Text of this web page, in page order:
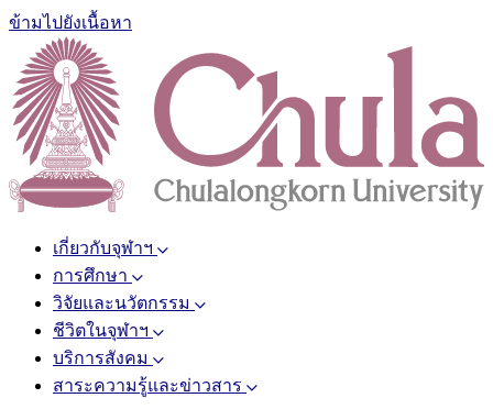
ข้ามไปยังเนื้อหา
เกี่ยวกับจุฬาฯ
การศึกษา
วิจัยและนวัตกรรม
ชีวิตในจุฬาฯ
บริการสังคม
สาระความรู้และข่าวสาร